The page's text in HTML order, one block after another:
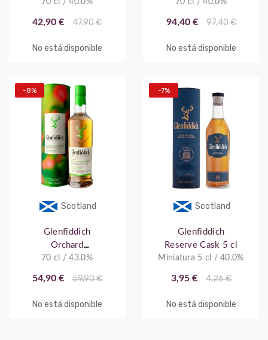
42,90 € 47,90 €
No está disponible
94,40 € 97,40 €
No está disponible
Scotland
-8%
Glenfiddich
Orchard
Experiment
70 cl / 43.0%
54,90 € 59,90 €
No está disponible
Scotland
-7%
Glenfiddich
Reserve Cask 5 cl
Miniatura 5 cl / 40.0%
3,95 € 4,26 €
No está disponible